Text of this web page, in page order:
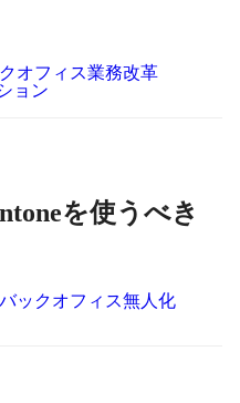
オフィス業務改革
ョン
を使うべき
バックオフィス無人化